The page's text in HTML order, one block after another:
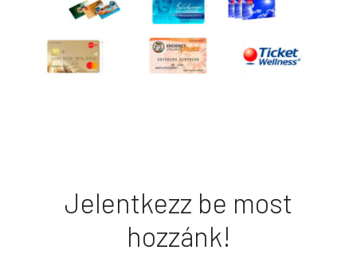
Jelentkezz be most
hozzánk!